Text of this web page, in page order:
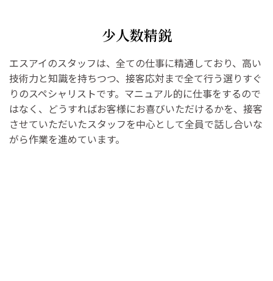
少人数精鋭
エスアイのスタッフは、全ての仕事に精通しており、高い
技術力と知識を持ちつつ、接客応対まで全て行う選りすぐ
りのスペシャリストです。マニュアル的に仕事をするので
はなく、どうすればお客様にお喜びいただけるかを、接客
させていただいたスタッフを中心として全員で話し合いな
がら作業を進めています。